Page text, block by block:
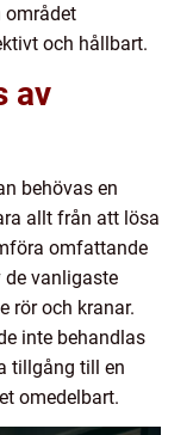
området
och hållbart.
av
behövas en
allt från att lösa
omfattande
de vanligaste
rör och kranar.
inte behandlas
tillgång till en
omedelbart.